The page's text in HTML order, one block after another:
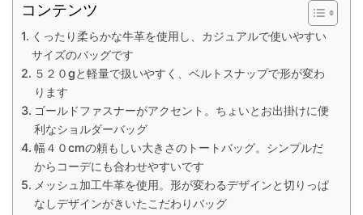
コンテンツ
くったり柔らかな牛革を使用し、カジュアルで使いやすい
サイズのバッグです
５２０gと軽量で扱いやすく、ベルトスナップで形が変わ
ります
ゴールドファスナーがアクセント。ちょいとお出掛けに便
利なショルダーバッグ
幅４０cmの頼もしい大きさのトートバッグ。シンプルだ
からコーデにも合わせやすいです
メッシュ加工牛革を使用。形が変わるデザインと切りっぱ
なしデザインがきいたこだわりバッグ